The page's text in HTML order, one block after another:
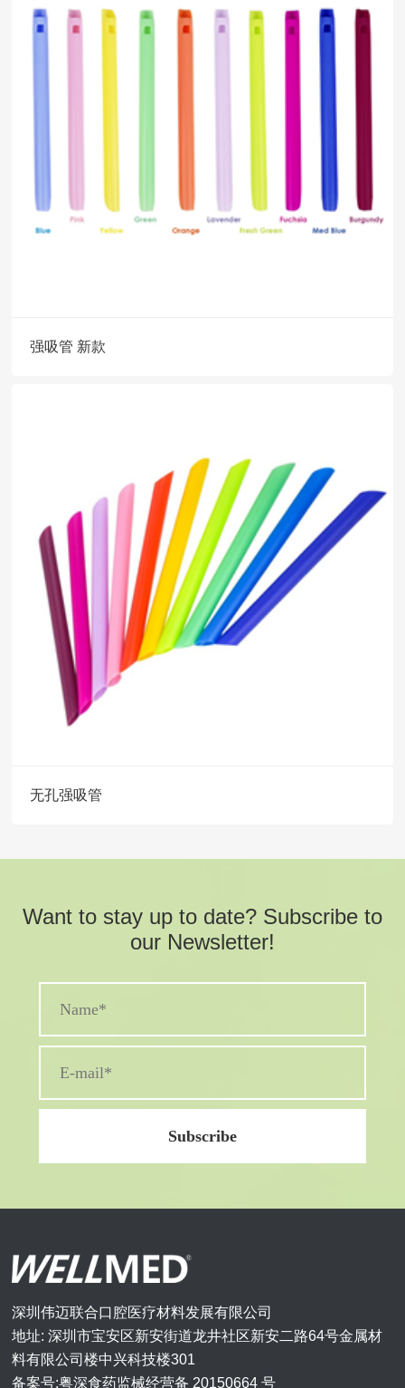
强吸管 新款
无孔强吸管
Want to stay up to date? Subscribe to
our Newsletter!
深圳伟迈联合口腔医疗材料发展有限公司
地址: 深圳市宝安区新安街道龙井社区新安二路64号金属材
料有限公司楼中兴科技楼301
备案号:粤深食药监械经营备 20150664 号